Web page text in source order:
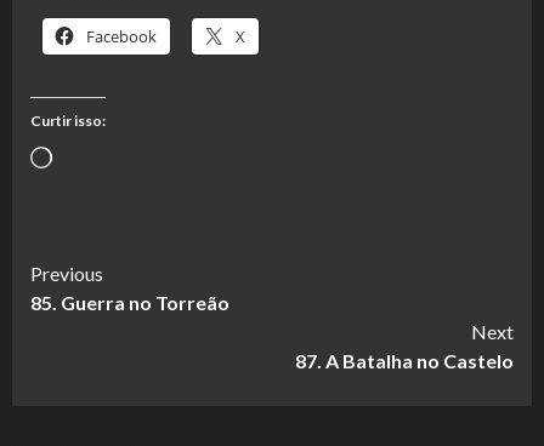
Facebook X
Curtir isso:
Carregando...
Continue
Reading
Previous
85. Guerra no Torreão
Next
87. A Batalha no Castelo